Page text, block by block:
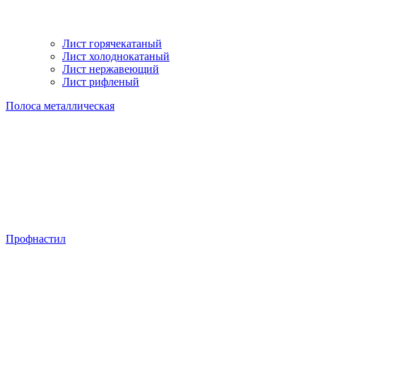
Лист горячекатаный
Лист холоднокатаный
Лист нержавеющий
Лист рифленый
Полоса металлическая
Профнастил